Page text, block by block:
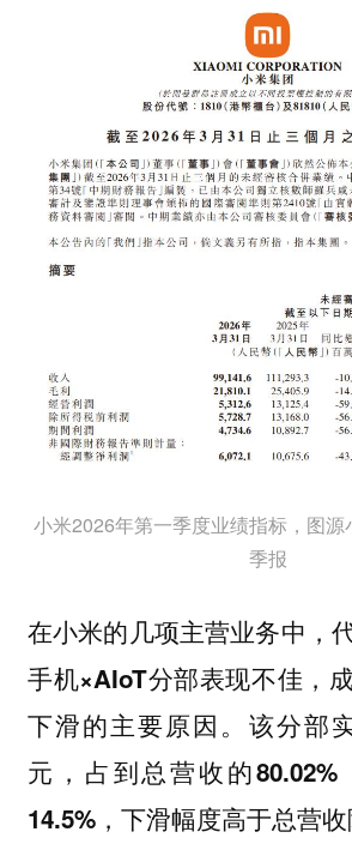
小米2026年第一季度业绩指标，图
季报
在小米的几项主营业务中，
手机×AIoT分部表现不佳，
下滑的主要原因。该分部
元，占到总营收的80.02%
14.5%，下滑幅度高于总营收